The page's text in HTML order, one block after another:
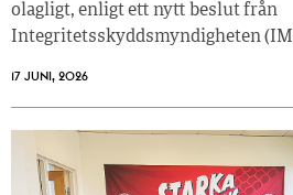
olagligt, enligt ett nytt beslut från
Integritetsskyddsmyndigheten
17 JUNI, 2026